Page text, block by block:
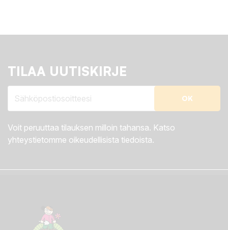
TILAA UUTISKIRJE
Voit peruuttaa tilauksen milloin tahansa. Katso
yhteystietomme oikeudellisista tiedoista.